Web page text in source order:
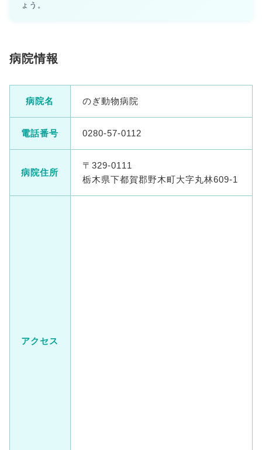
ょう。
病院情報
病院名 のぎ動物病院
電話番号 0280-57-0112
病院住所
〒329-0111
栃木県下都賀郡野木町大字丸林609-1
アクセス